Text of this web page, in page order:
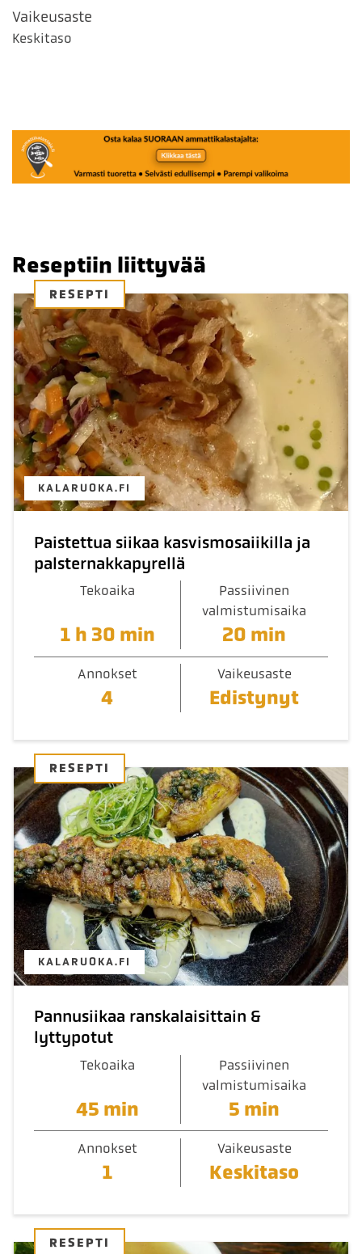
Vaikeusaste
Keskitaso
Reseptiin liittyvää
RESEPTI
KALARUOKA.FI
Paistettua siikaa kasvismosaiikilla ja
palsternakkapyrellä
Tekoaika
1 h 30 min
Passiivinen
valmistumisaika
20 min
Annokset
4
Vaikeusaste
Edistynyt
RESEPTI
KALARUOKA.FI
Pannusiikaa ranskalaisittain &
lyttypotut
Tekoaika
45 min
Passiivinen
valmistumisaika
5 min
Annokset
1
Vaikeusaste
Keskitaso
RESEPTI